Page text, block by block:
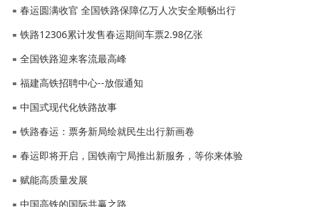
■ 春运圆满收官 全国铁路保障亿万人次安全顺畅出行
■ 铁路12306累计发售春运期间车票2.98亿张
■ 全国铁路迎来客流最高峰
■ 福建高铁招聘中心--放假通知
■ 中国式现代化铁路故事
■ 铁路春运：票务新局绘就民生出行新画卷
■ 春运即将开启，国铁南宁局推出新服务，等你来体验
■ 赋能高质量发展
■ 中国高铁的国际共赢之路